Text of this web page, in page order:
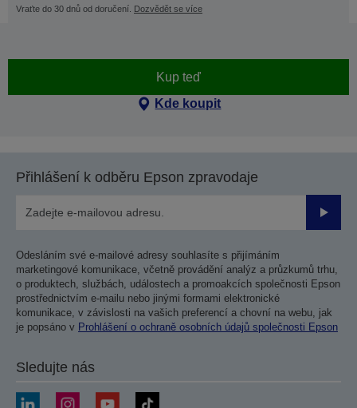
Vraťte do 30 dnů od doručení. Dozvědět se více
Kup teď
Kde koupit
Přihlášení k odběru Epson zpravodaje
Odesláním své e-mailové adresy souhlasíte s přijímáním
marketingové komunikace, včetně provádění analýz a průzkumů trhu,
o produktech, službách, událostech a promoakcích společnosti Epson
prostřednictvím e-mailu nebo jinými formami elektronické
komunikace, v závislosti na vašich preferencí a chovní na webu, jak
je popsáno v Prohlášení o ochraně osobních údajů společnosti Epson
Sledujte nás